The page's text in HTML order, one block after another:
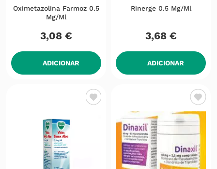
Oximetazolina Farmoz 0.5
Mg/ml
3,08 €
ADICIONAR
Rinerge 0.5 Mg/ml
3,68 €
ADICIONAR